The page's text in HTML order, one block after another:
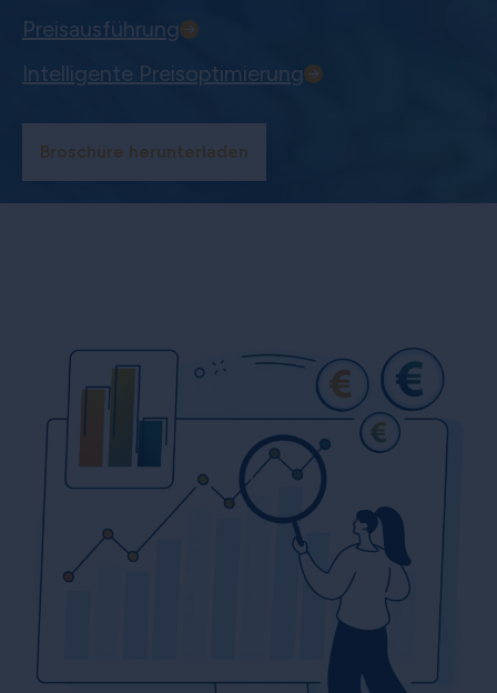
Preisausführung
Intelligente Preisoptimierung
Broschüre herunterladen